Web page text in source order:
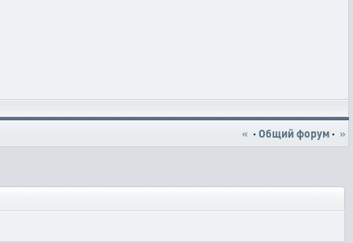
« · Общий форум · »